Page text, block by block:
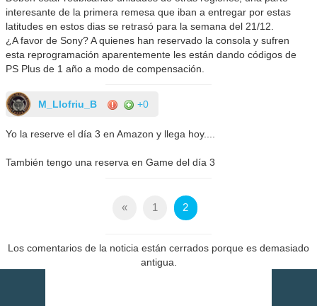
interesante de la primera remesa que iban a entregar por estas
latitudes en estos dias se retrasó para la semana del 21/12.
¿A favor de Sony? A quienes han reservado la consola y sufren
esta reprogramación aparentemente les están dando códigos de
PS Plus de 1 año a modo de compensación.
M_Llofriu_B +0
Yo la reserve el día 3 en Amazon y llega hoy....
También tengo una reserva en Game del día 3
« 1 2
Los comentarios de la noticia están cerrados porque es demasiado
antigua.